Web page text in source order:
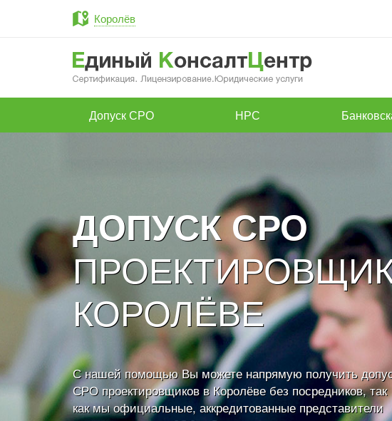
Королёв
Допуск СРО НРС
ДОПУСК СРО
КОРОЛЁВЕ
С нашей помощью Вы можете напрямую получить
СРО проектировщиков в Королёве без посредников, так
как мы официальные, аккредитованные представители